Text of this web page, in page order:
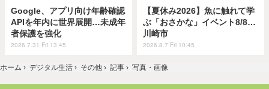
Google、アプリ向け年齢確認
APIを年内に世界展開…未成年
者保護を強化
2026.7.31 Fri 13:45
【夏休み2026】魚に触れて学
ぶ「おさかな」イベント8/8…
川崎市
2026.8.7 Fri 10:45
ホーム › デジタル生活 › その他 › 記事 › 写真・画像